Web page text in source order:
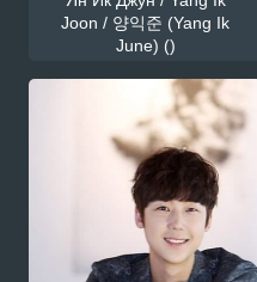
Joon / 양익준 (Yang Ik
June) ()